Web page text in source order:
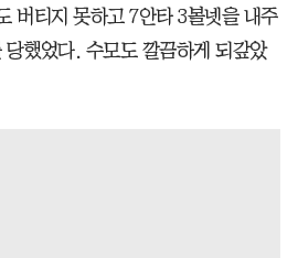
버티지 못하고 7안타 3볼넷을 내주
했었다. 수모도 깔끔하게 되갚았